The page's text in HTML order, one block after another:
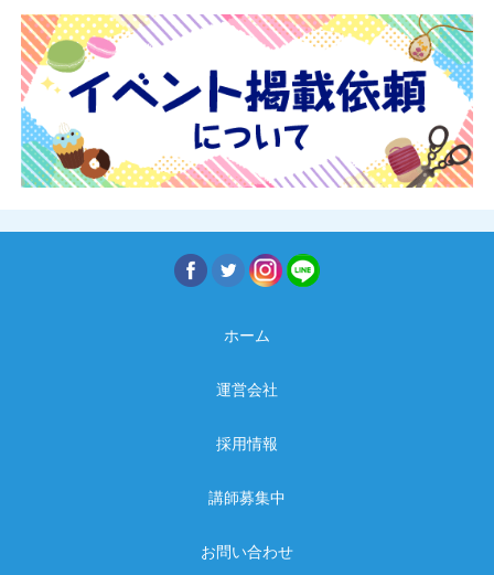
ホーム
運営会社
採用情報
講師募集中
お問い合わせ